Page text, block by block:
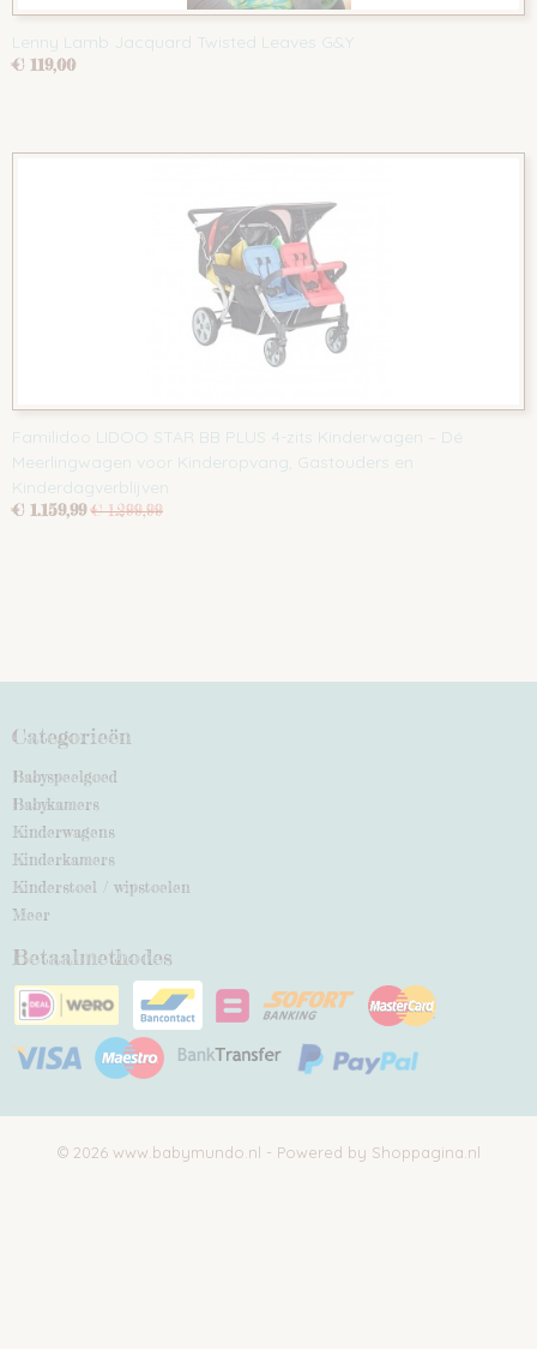
Lenny Lamb Jacquard Twisted Leaves G&Y
€ 119,00
Familidoo LIDOO STAR BB PLUS 4-zits Kinderwagen – Dé
Meerlingwagen voor Kinderopvang, Gastouders en
Kinderdagverblijven
€ 1.159,99 € 1.299,99
Categorieën
Babyspeelgoed
Babykamers
Kinderwagens
Kinderkamers
Kinderstoel / wipstoelen
Meer
Betaalmethodes
© 2026 www.babymundo.nl - Powered by Shoppagina.nl